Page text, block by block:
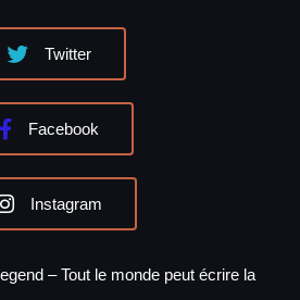
Twitter
Facebook
Instagram
– Tout le monde peut écrire la